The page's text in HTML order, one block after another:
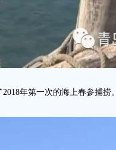
年第一次的海上春参捕捞。